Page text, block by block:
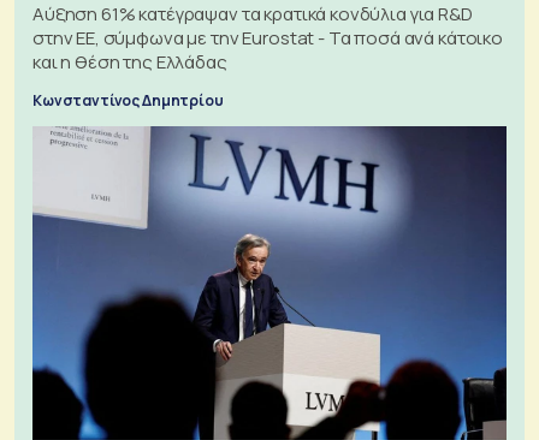
Αύξηση 61% κατέγραψαν τα κρατικά κονδύλια για R&D
στην ΕΕ, σύμφωνα με την Eurostat - Τα ποσά ανά κάτοικο
και η θέση της Ελλάδας
Κωνσταντίνος Δημητρίου